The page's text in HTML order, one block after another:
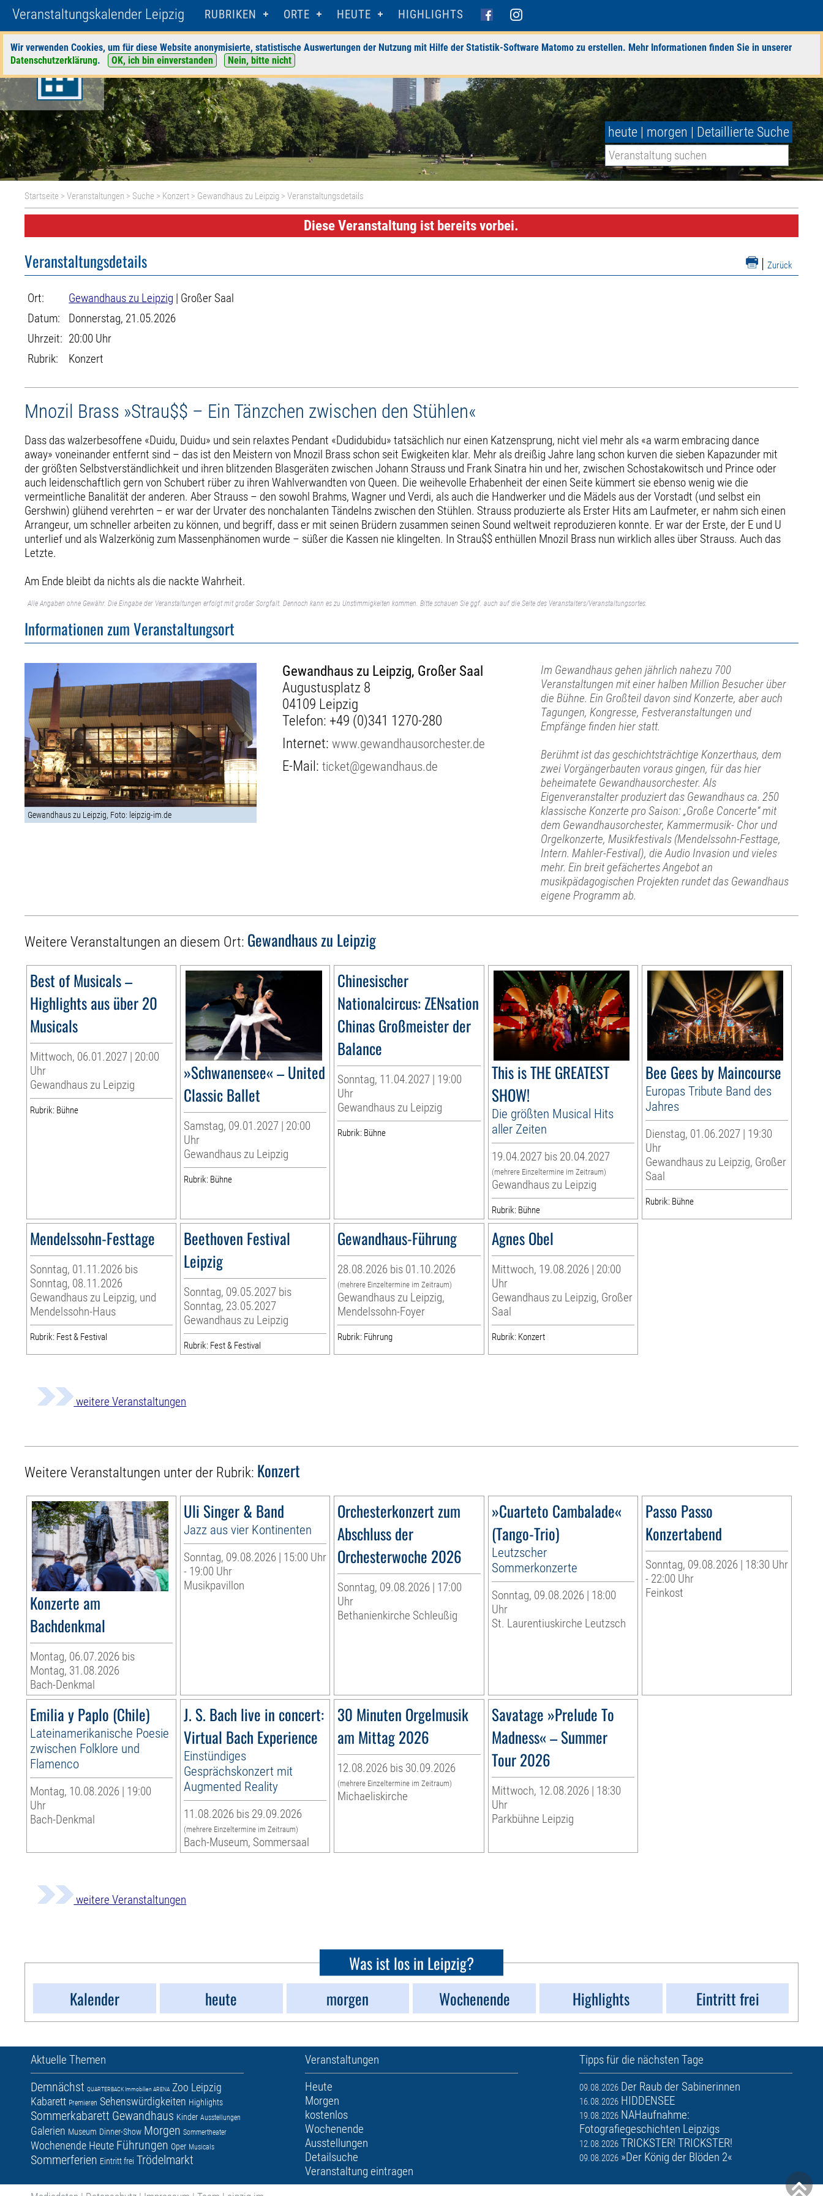
Veranstaltungskalender Leipzig RUBRIKEN ORTE HEUTE HIGHLIGHTS
Wir verwenden Cookies, um für diese Website anonymisierte, statistische Auswertungen der Nutzung mit Hilfe der Statistik-Software Matomo zu erstellen. Mehr Informationen finden Sie in unserer
Datenschutzerklärung. OK, ich bin einverstanden Nein, bitte nicht
heute | morgen | Detaillierte Suche
Startseite >Veranstaltungen > Suche > Konzert > Gewandhaus zu Leipzig > Veranstaltungsdetails
Diese Veranstaltung ist bereits vorbei.
| Zurück
Veranstaltungsdetails
Ort: Gewandhaus zu Leipzig | Großer Saal
Datum:
Donnerstag, 21.05.2026
Uhrzeit: 20:00 Uhr
Rubrik:
Konzert
Mnozil Brass »Strau$$ – Ein Tänzchen zwischen den Stühlen«
Dass das walzerbesoffene «Duidu, Duidu» und sein relaxtes Pendant «Dudidubidu» tatsächlich nur einen Katzensprung, nicht viel mehr als «a warm embracing dance
away» voneinander entfernt sind – das ist den Meistern von Mnozil Brass schon seit Ewigkeiten klar. Mehr als dreißig Jahre lang schon kurven die sieben Kapazunder mit
der größten Selbstverständlichkeit und ihren blitzenden Blasgeräten zwischen Johann Strauss und Frank Sinatra hin und her, zwischen Schostakowitsch und Prince oder
auch leidenschaftlich gern von Schubert rüber zu ihren Wahlverwandten von Queen. Die weihevolle Erhabenheit der einen Seite kümmert sie ebenso wenig wie die
vermeintliche Banalität der anderen. Aber Strauss – den sowohl Brahms, Wagner und Verdi, als auch die Handwerker und die Mädels aus der Vorstadt (und selbst ein
Gershwin) glühend verehrten – er war der Urvater des nonchalanten Tändelns zwischen den Stühlen. Strauss produzierte als Erster Hits am Laufmeter, er nahm sich einen
Arrangeur, um schneller arbeiten zu können, und begriff, dass er mit seinen Brüdern zusammen seinen Sound weltweit reproduzieren konnte. Er war der Erste, der E und U
unterlief und als Walzerkönig zum Massenphänomen wurde – süßer die Kassen nie klingelten. In Strau$$ enthüllen Mnozil Brass nun wirklich alles über Strauss. Auch das
Letzte.
Am Ende bleibt da nichts als die nackte Wahrheit.
Alle Angaben ohne Gewähr. Die Eingabe der Veranstaltungen erfolgt mit großer Sorgfalt. Dennoch kann es zu Unstimmigkeiten kommen. Bitte schauen Sie ggf. auch auf die Seite des Veranstalters/Veranstaltungsortes.
Informationen zum Veranstaltungsort
Gewandhaus zu Leipzig, Foto: leipzig-im.de
Gewandhaus zu Leipzig, Großer Saal
Augustusplatz 8
04109 Leipzig
Telefon: +49 (0)341 1270-280
Internet:www.gewandhausorchester.de
E-Mail:ticket@gewandhaus.de
Im Gewandhaus gehen jährlich nahezu 700
Veranstaltungen mit einer halben Million Besucher über
die Bühne. Ein Großteil davon sind Konzerte, aber auch
Tagungen, Kongresse, Festveranstaltungen und
Empfänge finden hier statt.
Berühmt ist das geschichtsträchtige Konzerthaus, dem
zwei Vorgängerbauten voraus gingen, für das hier
beheimatete Gewandhausorchester. Als
Eigenveranstalter produziert das Gewandhaus ca. 250
klassische Konzerte pro Saison: „Große Concerte“ mit
dem Gewandhausorchester, Kammermusik- Chor und
Orgelkonzerte, Musikfestivals (Mendelssohn-Festtage,
Intern. Mahler-Festival), die Audio Invasion und vieles
mehr. Ein breit gefächertes Angebot an
musikpädagogischen Projekten rundet das Gewandhaus
eigene Programm ab.
Weitere Veranstaltungen an diesem Ort: Gewandhaus zu Leipzig
Best of Musicals –
Highlights aus über 20
Musicals
Mittwoch, 06.01.2027 | 20:00
Uhr
Gewandhaus zu Leipzig
Rubrik: Bühne
»Schwanensee« – United
Classic Ballet
Samstag, 09.01.2027 | 20:00
Uhr
Gewandhaus zu Leipzig
Rubrik: Bühne
Chinesischer
Nationalcircus: ZENsation
Chinas Großmeister der
Balance
Sonntag, 11.04.2027 | 19:00
Uhr
Gewandhaus zu Leipzig
Rubrik: Bühne
This is THE GREATEST
SHOW!
Die größten Musical Hits
aller Zeiten
19.04.2027 bis 20.04.2027
(mehrere Einzeltermine im Zeitraum)
Gewandhaus zu Leipzig
Rubrik: Bühne
Bee Gees by Maincourse
Europas Tribute Band des
Jahres
Dienstag, 01.06.2027 | 19:30
Uhr
Gewandhaus zu Leipzig, Großer
Saal
Rubrik: Bühne
Mendelssohn-Festtage
Sonntag, 01.11.2026 bis
Sonntag, 08.11.2026
Gewandhaus zu Leipzig, und
Mendelssohn-Haus
Rubrik: Fest & Festival
Beethoven Festival
Leipzig
Sonntag, 09.05.2027 bis
Sonntag, 23.05.2027
Gewandhaus zu Leipzig
Rubrik: Fest & Festival
Gewandhaus-Führung
28.08.2026 bis 01.10.2026
(mehrere Einzeltermine im Zeitraum)
Gewandhaus zu Leipzig,
Mendelssohn-Foyer
Rubrik: Führung
Agnes Obel
Mittwoch, 19.08.2026 | 20:00
Uhr
Gewandhaus zu Leipzig, Großer
Saal
Rubrik: Konzert
weitere Veranstaltungen
Weitere Veranstaltungen unter der Rubrik: Konzert
Konzerte am
Bachdenkmal
Montag, 06.07.2026 bis
Montag, 31.08.2026
Bach-Denkmal
Uli Singer & Band
Jazz aus vier Kontinenten
Sonntag, 09.08.2026 | 15:00 Uhr
- 19:00 Uhr
Musikpavillon
Orchesterkonzert zum
Abschluss der
Orchesterwoche 2026
Sonntag, 09.08.2026 | 17:00
Uhr
Bethanienkirche Schleußig
»Cuarteto Cambalade«
(Tango-Trio)
Leutzscher
Sommerkonzerte
Sonntag, 09.08.2026 | 18:00
Uhr
St. Laurentiuskirche Leutzsch
Passo Passo
Konzertabend
Sonntag, 09.08.2026 | 18:30 Uhr
- 22:00 Uhr
Feinkost
Emilia y Paplo (Chile)
Lateinamerikanische Poesie
zwischen Folklore und
Flamenco
Montag, 10.08.2026 | 19:00
Uhr
Bach-Denkmal
J. S. Bach live in concert:
Virtual Bach Experience
Einstündiges
Gesprächskonzert mit
Augmented Reality
11.08.2026 bis 29.09.2026
(mehrere Einzeltermine im Zeitraum)
Bach-Museum, Sommersaal
30 Minuten Orgelmusik
am Mittag 2026
12.08.2026 bis 30.09.2026
(mehrere Einzeltermine im Zeitraum)
Michaeliskirche
Savatage »Prelude To
Madness« – Summer
Tour 2026
Mittwoch, 12.08.2026 | 18:30
Uhr
Parkbühne Leipzig
weitere Veranstaltungen
Was ist los in Leipzig?
Kalender
heute morgen Wochenende Highlights Eintritt frei
Aktuelle Themen
Demnächst QUARTERBACK Immobilien ARENA Zoo Leipzig
Kabarett Premieren Sehenswürdigkeiten Highlights
Sommerkabarett Gewandhaus Kinder Ausstellungen
Galerien Museum Dinner-Show Morgen Sommertheater
Wochenende Heute Führungen Oper Musicals
Sommerferien Eintritt frei Trödelmarkt
Veranstaltungen
Heute
Morgen
kostenlos
Wochenende
Ausstellungen
Detailsuche
Veranstaltung eintragen
Tipps für die nächsten Tage
09.08.2026 Der Raub der Sabinerinnen
16.08.2026 HIDDENSEE
19.08.2026 NAHaufnahme:
Fotografiegeschichten Leipzigs
12.08.2026 TRICKSTER! TRICKSTER!
09.08.2026 »Der König der Blöden 2«